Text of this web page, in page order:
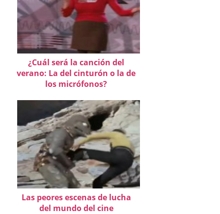
¿Cuál será la canción del
verano: La del cinturón o la de
los micrófonos?
Las peores escenas de lucha
del mundo del cine